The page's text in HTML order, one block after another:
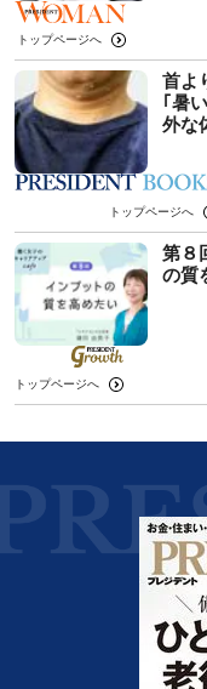
トップページへ
首よ
｢暑
外な
トップページへ
第８
の質
トップページへ